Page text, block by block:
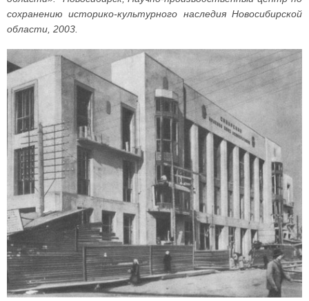
сохранению историко-культурного наследия Новосибирской
области, 2003.